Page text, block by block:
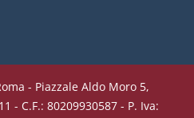
- Piazzale Aldo Moro 5,
- C.F.: 80209930587 - P. Iva: